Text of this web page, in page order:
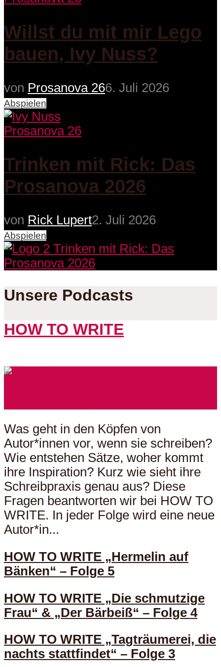
Willst du mit mir Lego
bauen, Ivy Nuss?
von Prosanova 266. Juli 2026
Abspielen
Prosanova 26
Trinken mit Rick: Das
Prosanova 2026
von Rick Lupert2. Juli 2026
Abspielen
Unsere Podcasts
HOW TO WRITE
Was geht in den Köpfen von
Autor*innen vor, wenn sie schreiben?
Wie entstehen Sätze, woher kommt
ihre Inspiration? Kurz wie sieht ihre
Schreibpraxis genau aus? Diese
Fragen beantworten wir bei HOW TO
WRITE. In jeder Folge wird eine neue
Autor*in...
HOW TO WRITE „Hermelin auf
Bänken“ – Folge 5
HOW TO WRITE „Die schmutzige
Frau“ & „Der Bärbeiß“ – Folge 4
HOW TO WRITE „Tagträumerei, die
nachts stattfindet“ – Folge 3